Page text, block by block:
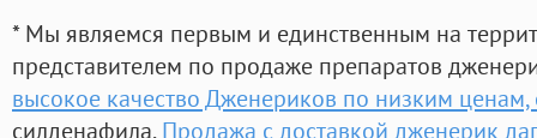
* Мы являемся первым и единственным на
представителем по продаже препаратов
высокое качество Дженериков по низким ценам,
силденафила, Продажа с доставкой дженерик